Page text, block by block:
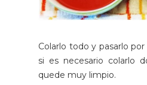
Colarlo todo y pasarlo
si es necesario colarlo
quede muy limpio.